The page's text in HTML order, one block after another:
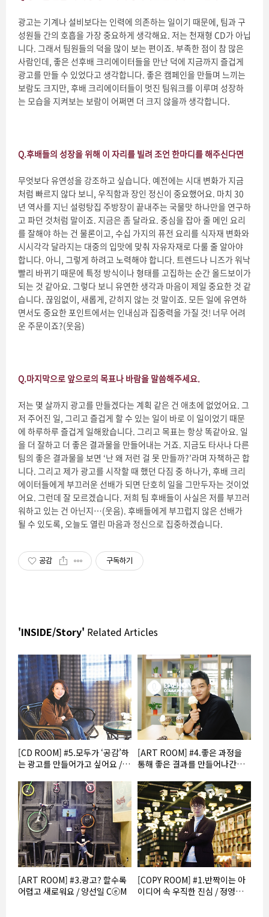
광고는 기계나 설비보다는 인력에 의존하는 일이기 때문에, 팀과 구
성원들 간의 호흡을 가장 중요하게 생각해요. 저는 천재형 CD가 아닙
니다. 그래서 팀원들의 덕을 많이 보는 편이죠. 부족한 점이 참 많은
사람인데, 좋은 선후배 크리에이터들을 만난 덕에 지금까지 즐겁게
광고를 만들 수 있었다고 생각합니다. 좋은 캠페인을 만들며 느끼는
보람도 크지만, 후배 크리에이터들이 멋진 팀워크를 이루며 성장하
는 모습을 지켜보는 보람이 어쩌면 더 크지 않을까 생각합니다.
Q.후배들의 성장을 위해 이 자리를 빌려 조언 한마디를 해주신다면
무엇보다 유연성을 강조하고 싶습니다. 예전에는 시대 변화가 지금
처럼 빠르지 않다 보니, 우직함과 장인 정신이 중요했어요. 마치 30
년 역사를 지닌 설렁탕집 주방장이 끝내주는 국물맛 하나만을 연구하
고 파던 것처럼 말이죠. 지금은 좀 달라요. 중심을 잡아 줄 메인 요리
를 잘해야 하는 건 물론이고, 수십 가지의 퓨전 요리를 식자재 변화와
시시각각 달라지는 대중의 입맛에 맞춰 자유자재로 다룰 줄 알아야
합니다. 아니, 그렇게 하려고 노력해야 합니다. 트렌드나 니즈가 워낙
빨리 바뀌기 때문에 특정 방식이나 형태를 고집하는 순간 올드보이가
되는 것 같아요. 그렇다 보니 유연한 생각과 마음이 제일 중요한 것 같
습니다. 끊임없이, 새롭게, 갇히지 않는 것 말이죠. 모든 일에 유연하
면서도 중요한 포인트에서는 인내심과 집중력을 가질 것! 너무 어려
운 주문이죠?(웃음)
Q.마지막으로 앞으로의 목표나 바람을 말씀해주세요.
저는 몇 살까지 광고를 만들겠다는 계획 같은 건 애초에 없었어요. 그
저 주어진 일, 그리고 즐겁게 할 수 있는 일이 바로 이 일이었기 때문
에 하루하루 즐겁게 일해왔습니다. 그리고 목표는 항상 똑같아요. 일
을 더 잘하고 더 좋은 결과물을 만들어내는 거죠. 지금도 타사나 다른
팀의 좋은 결과물을 보면 ‘난 왜 저런 걸 못 만들까?’라며 자책하곤 합
니다. 그리고 제가 광고를 시작할 때 했던 다짐 중 하나가, 후배 크리
에이터들에게 부끄러운 선배가 되면 단호히 일을 그만두자는 것이었
어요. 그런데 잘 모르겠습니다. 저희 팀 후배들이 사실은 저를 부끄러
워하고 있는 건 아닌지…(웃음). 후배들에게 부끄럽지 않은 선배가
될 수 있도록, 오늘도 열린 마음과 정신으로 집중하겠습니다.
공감 구독하기
'INSIDE/Story' Related Articles
[CD ROOM] #5.모두가 ‘공감’하
는 광고를 만들어가고 싶어요 /
[ART ROOM] #4.좋은 과정을
통해 좋은 결과를 만들어나간다 /
[ART ROOM] #3.광고? 할수록
어렵고 새로워요 / 양선일 CⓔM
[COPY ROOM] #1.반짝이는 아
이디어 속 우직한 진심 / 정영상